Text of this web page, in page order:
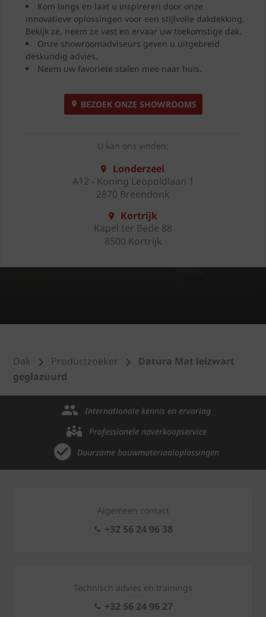
Kom langs en laat u inspireren door onze
innovatieve oplossingen voor een stijlvolle dakdekking.
Bekijk ze, neem ze vast en ervaar uw toekomstige dak.
Onze showroomadviseurs geven u uitgebreid
deskundig advies.
Neem uw favoriete stalen mee naar huis.
BEZOEK ONZE SHOWROOMS
U kan ons vinden:
Londerzeel
A12 - Koning Leopoldlaan 1
2870 Breendonk
Kortrijk
Kapel ter Bede 88
8500 Kortrijk
Dak Productzoeker
Datura Mat leizwart
geglazuurd
Internationale kennis en ervaring
Professionele naverkoopservice
Duurzame bouwmateriaaloplossingen
Algemeen contact
+32 56 24 96 38
Technisch advies en trainings
+32 56 24 96 27